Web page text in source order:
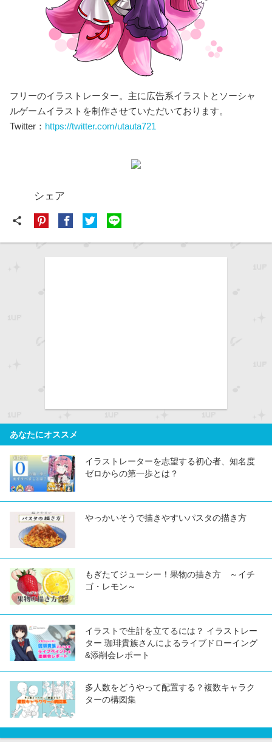
フリーのイラストレーター。主に広告系イラストとソーシャ
ルゲームイラストを制作させていただいております。
Twitter： https://twitter.com/utauta721
シェア
share
あなたにオススメ
イラストレーターを志望する初心者、知名度
ゼロからの第一歩とは？
やっかいそうで描きやすいパスタの描き方
もぎたてジューシー！果物の描き方 ～イチ
ゴ・レモン～
イラストで生計を立てるには？ イラストレー
ター 珈琲貴族さんによるライブドローイング
&添削会レポート
多人数をどうやって配置する？複数キャラク
ターの構図集